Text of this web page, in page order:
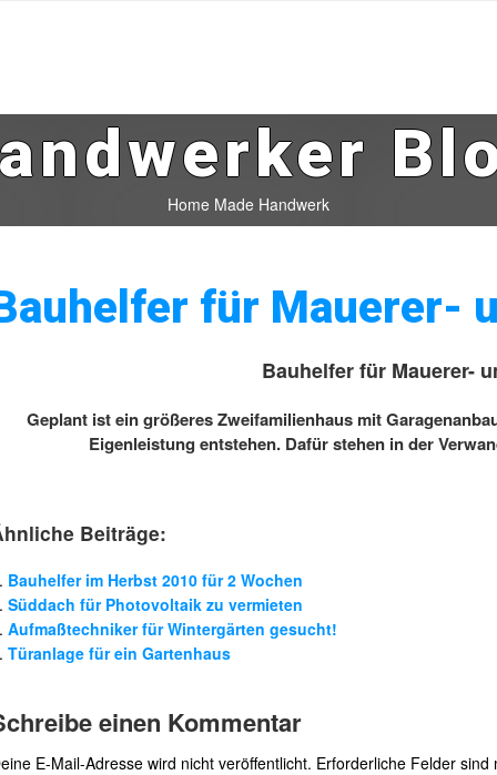
Home Made Handwerk
für Mauerer-
Bauhelfer für Mauerer-
Geplant ist ein größeres Zweifamilienhaus mit
Eigenleistung entstehen. Dafür stehen in der
Beiträge:
Bauhelfer im Herbst 2010 für 2 Wochen
Süddach für Photovoltaik zu vermieten
Aufmaßtechniker für Wintergärten gesucht!
Türanlage für ein Gartenhaus
einen Kommentar
E-Mail-Adresse wird nicht veröffentlicht. Erforderliche Felder